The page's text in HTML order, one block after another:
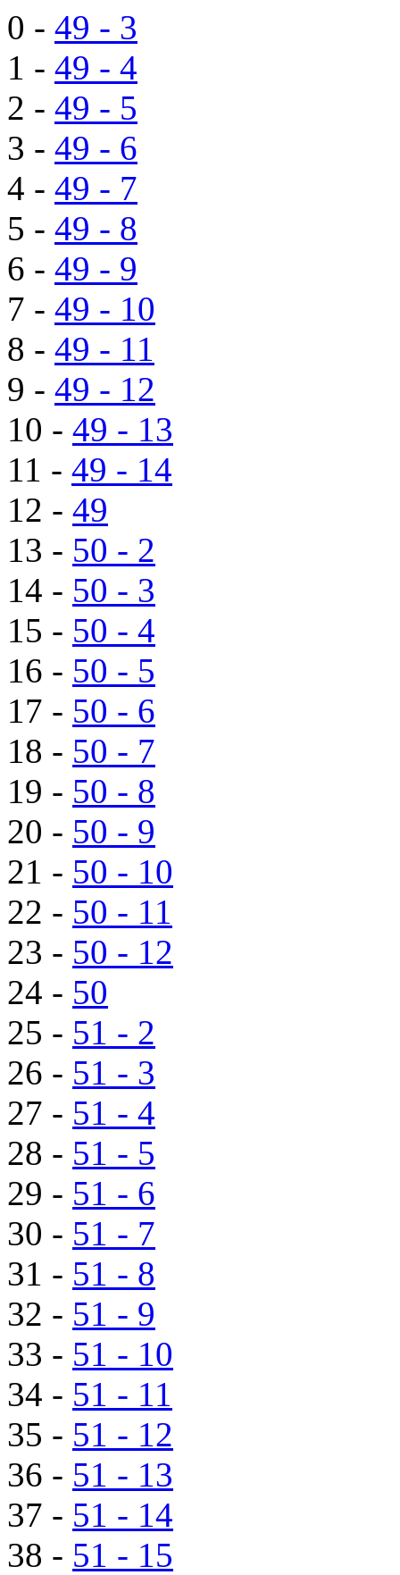
0 - 49 - 3
1 - 49 - 4
2 - 49 - 5
3 - 49 - 6
4 - 49 - 7
5 - 49 - 8
6 - 49 - 9
7 - 49 - 10
8 - 49 - 11
9 - 49 - 12
10 - 49 - 13
11 - 49 - 14
12 - 49
13 - 50 - 2
14 - 50 - 3
15 - 50 - 4
16 - 50 - 5
17 - 50 - 6
18 - 50 - 7
19 - 50 - 8
20 - 50 - 9
21 - 50 - 10
22 - 50 - 11
23 - 50 - 12
24 - 50
25 - 51 - 2
26 - 51 - 3
27 - 51 - 4
28 - 51 - 5
29 - 51 - 6
30 - 51 - 7
31 - 51 - 8
32 - 51 - 9
33 - 51 - 10
34 - 51 - 11
35 - 51 - 12
36 - 51 - 13
37 - 51 - 14
38 - 51 - 15